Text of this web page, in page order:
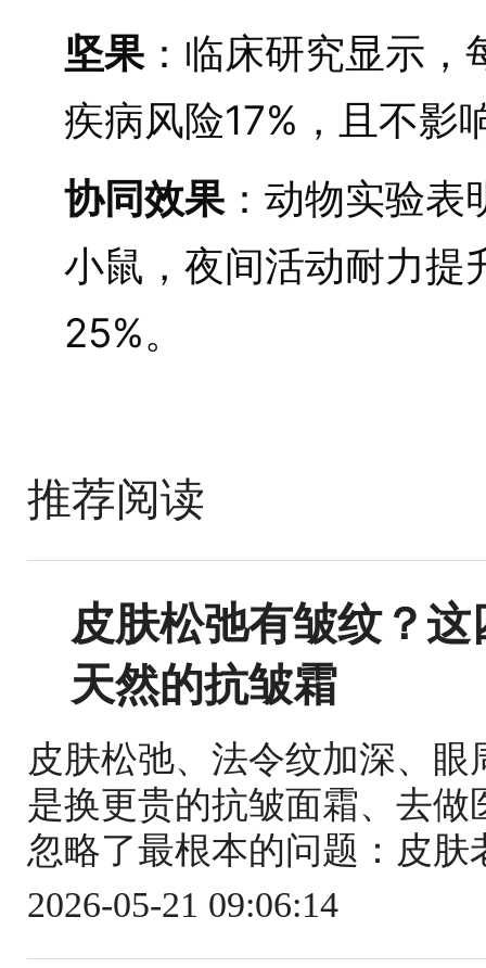
坚果：临床研究显示，
疾病风险17%，且不影
协同效果：动物实验表
小鼠，夜间活动耐力提
25%。
推荐阅读
皮肤松弛有皱纹？
天然的抗皱霜
皮肤松弛、法令纹加深、
是换更贵的抗皱面霜、去
忽略了最根本的问题：皮
2026-05-21 09:06:14